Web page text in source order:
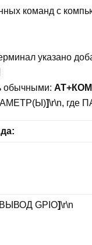
команд с
указано
обычными:
]\r\n, где
GPIO]\r\n